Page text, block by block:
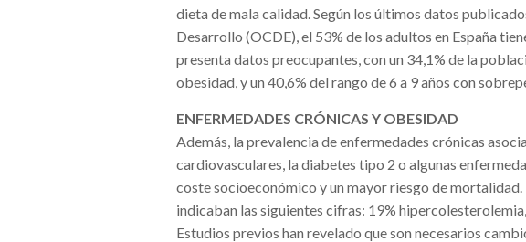
dieta de mala calidad. Según los últimos datos
Desarrollo (OCDE), el 53% de los adultos en España
presenta datos preocupantes, con un 34,1% de la
obesidad, y un 40,6% del rango de 6 a 9 años con
ENFERMEDADES CRÓNICAS Y OBESIDAD
Además, la prevalencia de enfermedades crónicas
cardiovasculares, la diabetes tipo 2 o algunas
coste socioeconómico y un mayor riesgo de
indicaban las siguientes cifras: 19%
Estudios previos han revelado que son necesarios